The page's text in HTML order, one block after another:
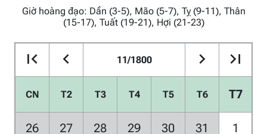
Giờ hoàng đạo: Dần (3-5), Mão (5-7), Tỵ (9-11), Thân
(15-17), Tuất (19-21), Hợi (21-23)
11/1800
CN T2 T3 T4 T5 T6 T7
26 27 28 29 30 31 1